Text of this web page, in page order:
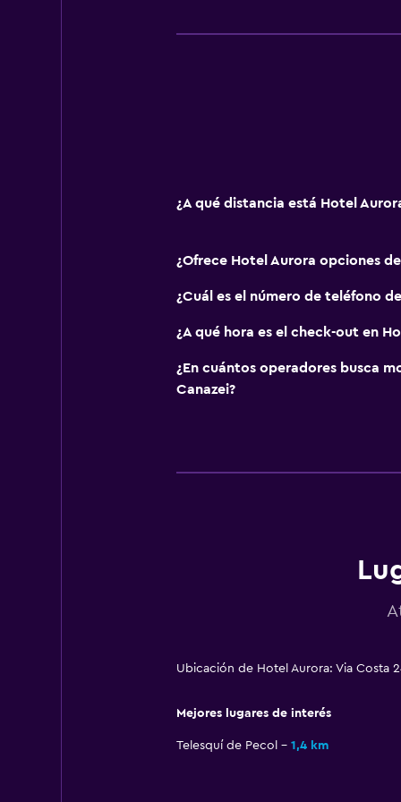
Sistema de entretenimiento
Escritorio
¿A qué distancia está Hotel
¿Ofrece Hotel Aurora opciones
¿Cuál es el número de teléfono
¿A qué hora es el check-out en
¿En cuántos operadores busca
Canazei?
Ubicación de Hotel Aurora: Via Costa
Mejores lugares de interés
Telesquí de Pecol 1,4 km